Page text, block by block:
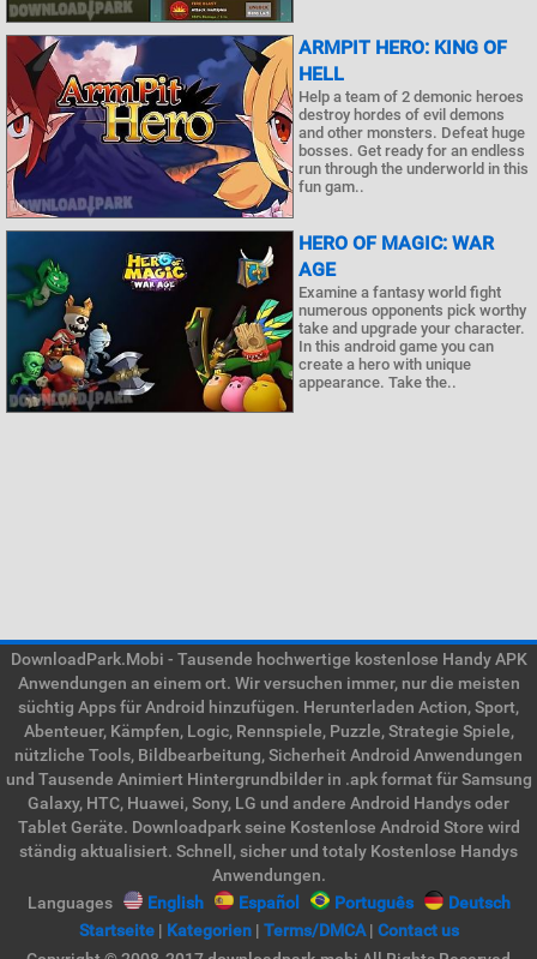
ARMPIT HERO: KING OF
HELL
Help a team of 2 demonic heroes
destroy hordes of evil demons
and other monsters. Defeat huge
bosses. Get ready for an endless
run through the underworld in this
fun gam..
HERO OF MAGIC: WAR
AGE
Examine a fantasy world fight
numerous opponents pick worthy
take and upgrade your character.
In this android game you can
create a hero with unique
appearance. Take the..
DownloadPark.Mobi - Tausende hochwertige kostenlose Handy APK
Anwendungen an einem ort. Wir versuchen immer, nur die meisten
süchtig Apps für Android hinzufügen. Herunterladen Action, Sport,
Abenteuer, Kämpfen, Logic, Rennspiele, Puzzle, Strategie Spiele,
nützliche Tools, Bildbearbeitung, Sicherheit Android Anwendungen
und Tausende Animiert Hintergrundbilder in .apk format für Samsung
Galaxy, HTC, Huawei, Sony, LG und andere Android Handys oder
Tablet Geräte. Downloadpark seine Kostenlose Android Store wird
ständig aktualisiert. Schnell, sicher und totaly Kostenlose Handys
Anwendungen.
Languages
English Español Português
Deutsch
Startseite| Kategorien| Terms/DMCA| Contact us